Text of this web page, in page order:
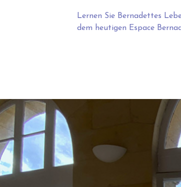
Lernen Sie Bernadettes
dem heutigen Espace